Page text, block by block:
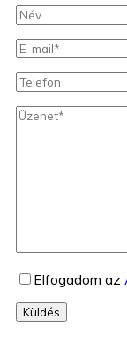
Elfogadom az
Küldés